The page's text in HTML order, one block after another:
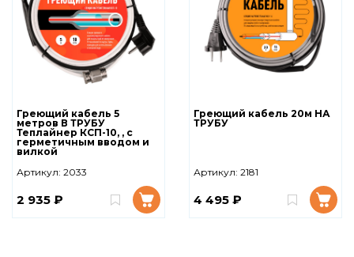
Греющий кабель 5
метров В ТРУБУ
Теплайнер КСП-10, , с
герметичным вводом и
вилкой
Артикул: 2033
2 935 ₽
Греющий кабель 20м НА
ТРУБУ
Артикул: 2181
4 495 ₽